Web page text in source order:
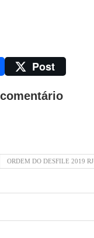
Post
ORDEM DO DESFILE 2019 RJ